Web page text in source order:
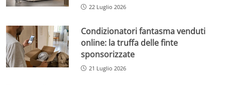
22 Luglio 2026
Condizionatori fantasma venduti
online: la truffa delle finte
sponsorizzate
21 Luglio 2026